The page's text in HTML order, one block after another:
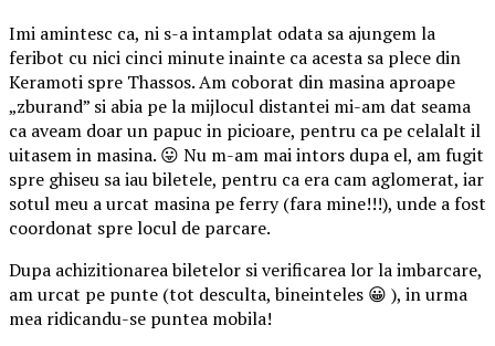
Imi amintesc ca, ni s-a intamplat odata sa ajungem la
feribot cu nici cinci minute inainte ca acesta sa plece din
Keramoti spre Thassos. Am coborat din masina aproape
„zburand” si abia pe la mijlocul distantei mi-am dat seama
ca aveam doar un papuc in picioare, pentru ca pe celalalt il
uitasem in masina. 😛 Nu m-am mai intors dupa el, am fugit
spre ghiseu sa iau biletele, pentru ca era cam aglomerat, iar
sotul meu a urcat masina peferry(fara mine!!!), unde a fost
coordonat spre locul de parcare.
Dupa achizitionarea biletelor si verificarea lor la imbarcare,
am urcat pe punte (tot desculta, bineinteles 😀 ), in urma
mea ridicandu-se puntea mobila!